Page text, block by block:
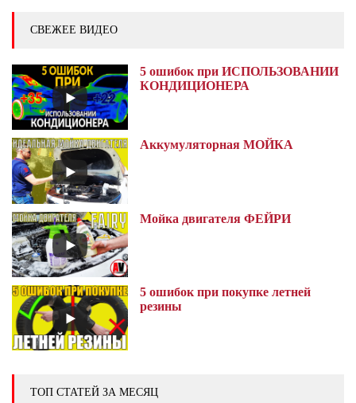
СВЕЖЕЕ ВИДЕО
5 ошибок при ИСПОЛЬЗОВАНИИ
КОНДИЦИОНЕРА
Аккумуляторная МОЙКА
Мойка двигателя ФЕЙРИ
5 ошибок при покупке летней
резины
ТОП СТАТЕЙ ЗА МЕСЯЦ